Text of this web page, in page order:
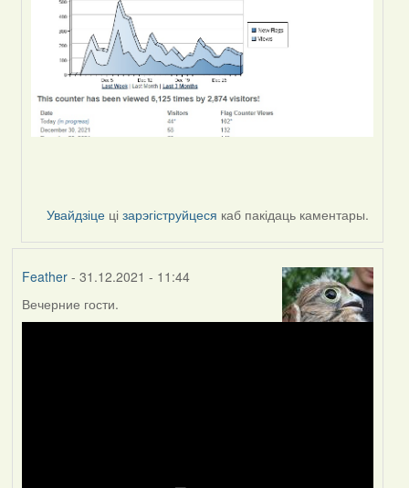
Увайдзіце цізарэгіструйцеся каб пакідаць каментары.
Feather- 31.12.2021 - 11:44
Вечерние гости.